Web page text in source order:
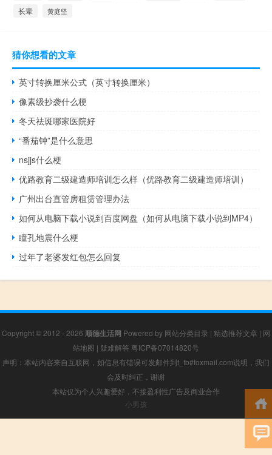
长辈 黄庭坚
猜你想看的文章
英寸转换厘米公式（英寸转换厘米）
像素级抄袭什么梗
冬天祛斑哪家医院好
“番茄钟”是什么意思
nsjjs什么梗
优路教育二级建造师培训怎么样（优路教育二级建造师培训）
广州出台直管房租赁管理办法
如何从电脑下载小说到百度网盘（如何从电脑下载小说到MP4）
瞳孔地震什么梗
过年了老婆发红包怎么回复
Copyright © 2012 - 2026 顺德生活网 Powered by 网站分类目录 | 精选推荐文章 | 网
站地图 | 疑难解答 粤ICP备07014820号
声明：本站内容来自互联网，如信息有错误可发邮件到f_fb#foxmail.com说明，我们
会及时纠正，谢谢
本站仅为个人兴趣爱好，不接盈利性广告及商业合作
小男孩